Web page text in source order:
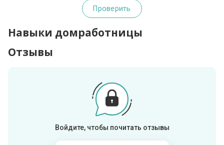
Проверить
Навыки домработницы
Отзывы
Войдите, чтобы почитать отзывы